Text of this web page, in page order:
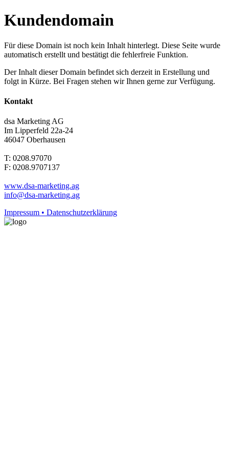
Kundendomain
Für diese Domain ist noch kein Inhalt hinterlegt. Diese Seite wurde
automatisch erstellt und bestätigt die fehlerfreie Funktion.
Der Inhalt dieser Domain befindet sich derzeit in Erstellung und
folgt in Kürze. Bei Fragen stehen wir Ihnen gerne zur Verfügung.
Kontakt
dsa Marketing AG
Im Lipperfeld 22a-24
46047 Oberhausen
T: 0208.97070
F: 0208.9707137
www.dsa-marketing.ag
info@dsa-marketing.ag
Impressum • Datenschutzerklärung